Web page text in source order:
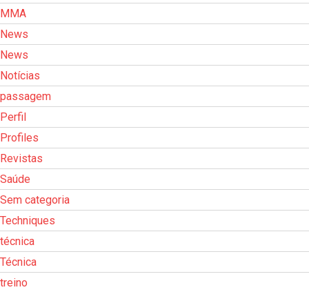
MMA
News
News
Notícias
passagem
Perfil
Profiles
Revistas
Saúde
Sem categoria
Techniques
técnica
Técnica
treino